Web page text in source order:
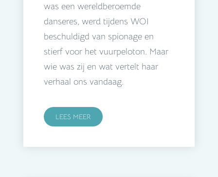
was een wereldberoemde
danseres, werd tijdens WOI
beschuldigd van spionage en
stierf voor het vuurpeloton. Maar
wie was zij en wat vertelt haar
verhaal ons vandaag.
LEES MEER